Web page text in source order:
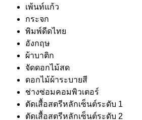
เพ้นท์แก้ว
กระจก
พิมพ์ดีดไทย
อังกฤษ
ผ้าบาติก
จัดดอกไม้สด
ดอกไม้ผ้าระบายสี
ช่างซ่อมคอมพิวเตอร์
ตัดเสื้อสตรีหลักเซ็นต์ระดับ 1
ตัดเสื้อสตรีหลักเซ็นต์ระดับ 2